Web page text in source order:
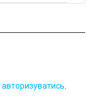
авторизуватись